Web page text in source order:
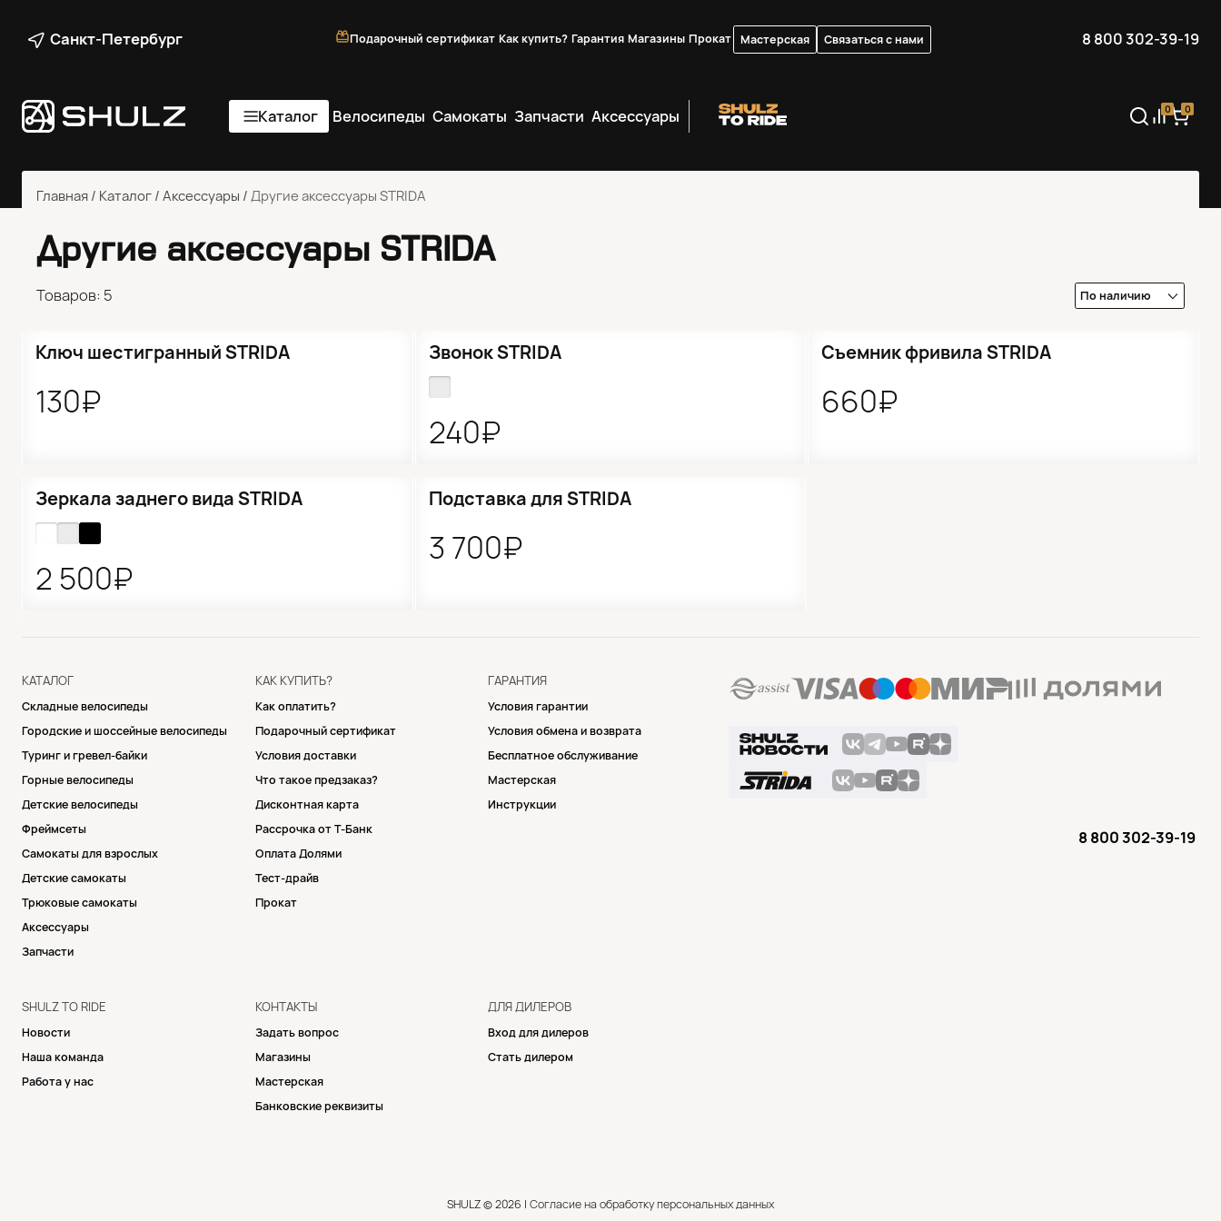
Санкт-Петербург Подарочный сертификат Как купить? Гарантия Магазины Прокат Мастерская Связаться с нами 8 800 302-39-19
Каталог Велосипеды Самокаты Запчасти Аксессуары 0 0
Главная / Каталог / Аксессуары / Другие аксессуары STRIDA
Другие аксессуары STRIDA
Товаров: 5
Ключ шестигранный STRIDA
130₽
Звонок STRIDA
240₽
Съемник фривила STRIDA
660₽
Зеркала заднего вида STRIDA
2 500₽
Подставка для STRIDA
3 700₽
КАТАЛОГ
Складные велосипеды
Городские и шоссейные велосипеды
Туринг и гревел-байки
Горные велосипеды
Детские велосипеды
Фреймсеты
Самокаты для взрослых
Детские самокаты
Трюковые самокаты
Аксессуары
Запчасти
КАК КУПИТЬ?
Как оплатить?
Подарочный сертификат
Условия доставки
Что такое предзаказ?
Дисконтная карта
Рассрочка от Т-Банк
Оплата Долями
Тест-драйв
Прокат
ГАРАНТИЯ
Условия гарантии
Условия обмена и возврата
Бесплатное обслуживание
Мастерская
Инструкции
SHULZ TO RIDE
Новости
Наша команда
Работа у нас
КОНТАКТЫ
Задать вопрос
Магазины
Мастерская
Банковские реквизиты
ДЛЯ ДИЛЕРОВ
Вход для дилеров
Стать дилером
8 800 302-39-19
SHULZ © 2026 | Согласие на обработку персональных данных